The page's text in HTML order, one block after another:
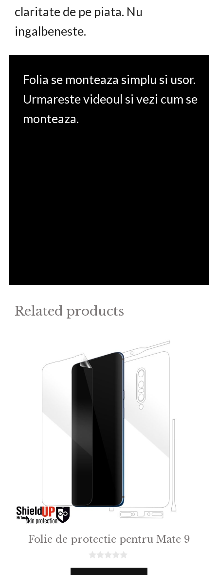
claritate de pe piata. Nu
ingalbeneste.
Folia se monteaza simplu si usor.
Urmareste videoul si vezi cum se
monteaza.
Related products
Folie de protectie pentru Mate 9
0